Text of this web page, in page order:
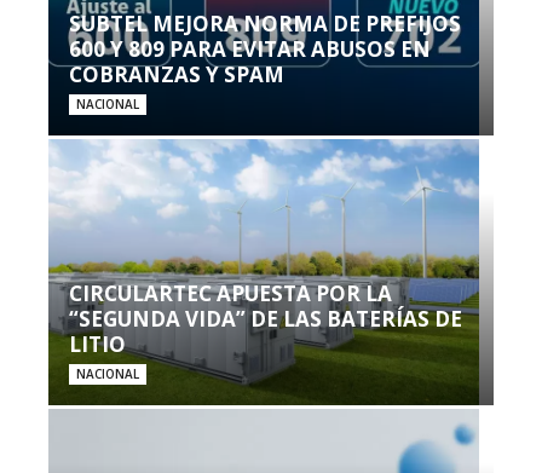
SUBTEL MEJORA NORMA DE PREFIJOS
600 Y 809 PARA EVITAR ABUSOS EN
COBRANZAS Y SPAM
NACIONAL
CIRCULARTEC APUESTA POR LA
“SEGUNDA VIDA” DE LAS BATERÍAS DE
LITIO
NACIONAL